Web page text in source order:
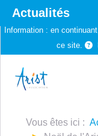
Information : en
ce site.
Vous êtes ici :
Actualités